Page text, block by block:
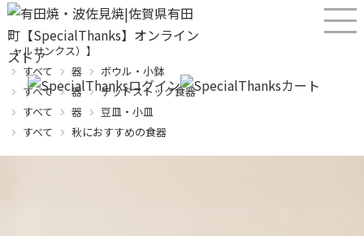
産直！有田焼、波佐見焼オンラインショップ【SPECIALTHANKS（スペシ
ャルサンクス）】
すべて
器
ボウル・小鉢
すべて
器
デッドストック食器
すべて
器
豆皿・小皿
すべて
秋におすすめの食器